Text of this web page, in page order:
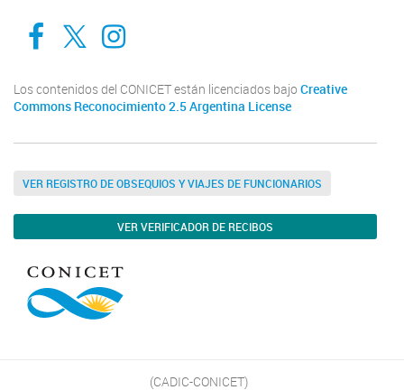
Cadic en RedCADIC Ushuaia
Cadic en Red
Los contenidos del CONICET están licenciados bajo Creative
Commons Reconocimiento 2.5 Argentina License
VER REGISTRO DE OBSEQUIOS Y VIAJES DE FUNCIONARIOS
VER VERIFICADOR DE RECIBOS
(CADIC-CONICET)